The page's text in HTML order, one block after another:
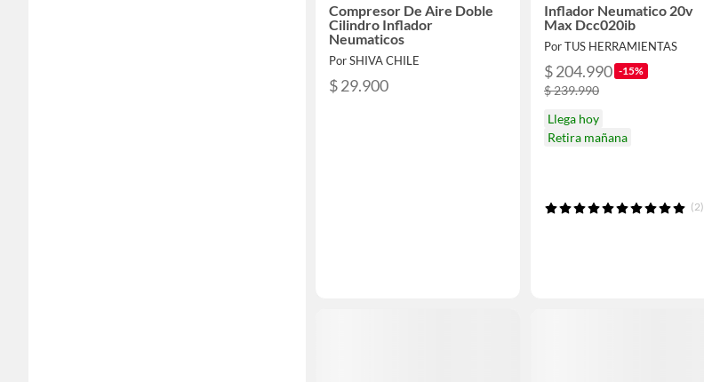
Compresor De Aire Doble
Cilindro Inflador
Neumaticos
Por SHIVA CHILE
$ 29.900
Inflador Neumatico 20v
Max Dcc020ib
Por TUS HERRAMIENTAS
$ 204.990 -15%
$ 239.990
Llega hoy
Retira mañana
(2)